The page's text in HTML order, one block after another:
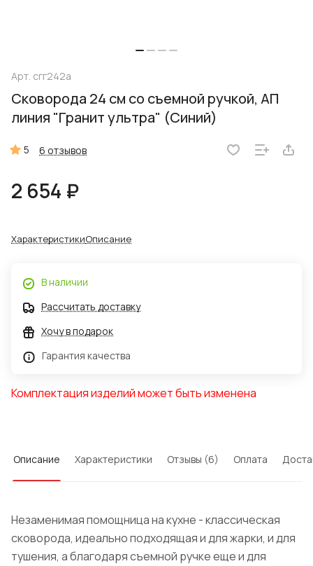
Арт. сгг242а
Сковорода 24 см со съемной ручкой, АП
линия "Гранит ультра" (Синий)
5 6 отзывов
2 654 ₽
ХарактеристикиОписание
В наличии
Рассчитать доставку
Хочу в подарок
Гарантия качества
Комплектация изделий может быть изменена
Описание Характеристики Отзывы (6) Оплата
Незаменимая помощница на кухне - классическая
сковорода, идеально подходящая и для жарки, и для
тушения, а благодаря съемной ручке еще и для